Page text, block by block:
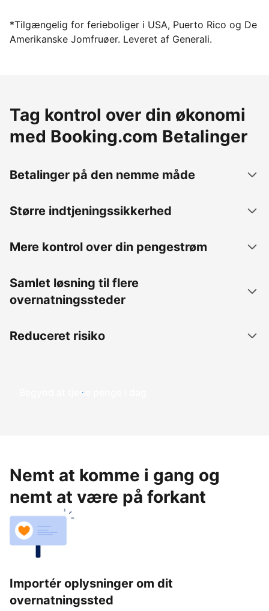
*Tilgængelig for ferieboliger i USA, Puerto Rico og De
Amerikanske Jomfruøer. Leveret af Generali.
Tag kontrol over din økonomi
med Booking.com Betalinger
Betalinger på den nemme måde
Større indtjeningssikkerhed
Mere kontrol over din pengestrøm
Samlet løsning til flere
overnatningssteder
Reduceret risiko
Begynd at tjene penge i dag
Nemt at komme i gang og
nemt at være på forkant
Importér oplysninger om dit
overnatningssted